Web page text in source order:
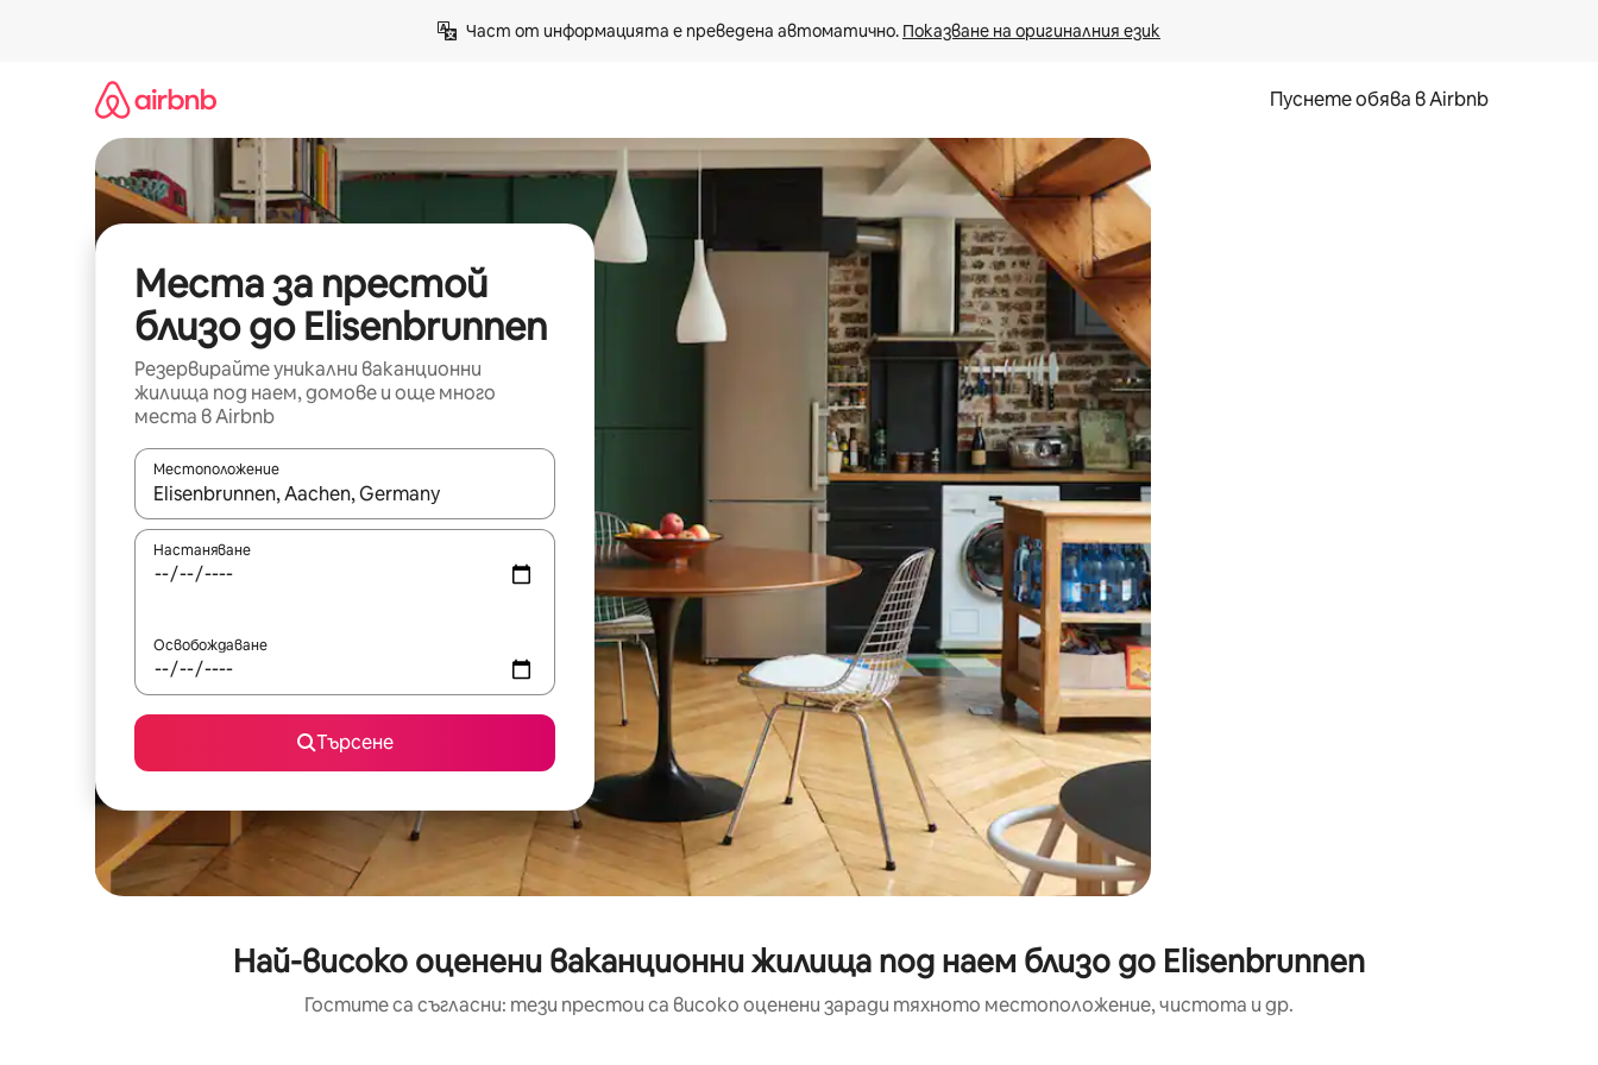
Част от информацията е преведена автоматично. Показване на оригиналния език
Пуснете обява в Airbnb
Места за престой
близо до Elisenbrunnen
Резервирайте уникални ваканционни
жилища под наем, домове и още много
места в Airbnb
Местоположение
Когато резултатите се покажат, използвайте клавишите със стрелки нагоре и надолу или навигирайте с докосване или плъзгане.
Настаняване
Освобождаване
Търсене
Най-високо оценени ваканционни жилища под наем близо до Elisenbrunnen
Гостите са съгласни: тези престои са високо оценени заради тяхното местоположение, чистота и др.